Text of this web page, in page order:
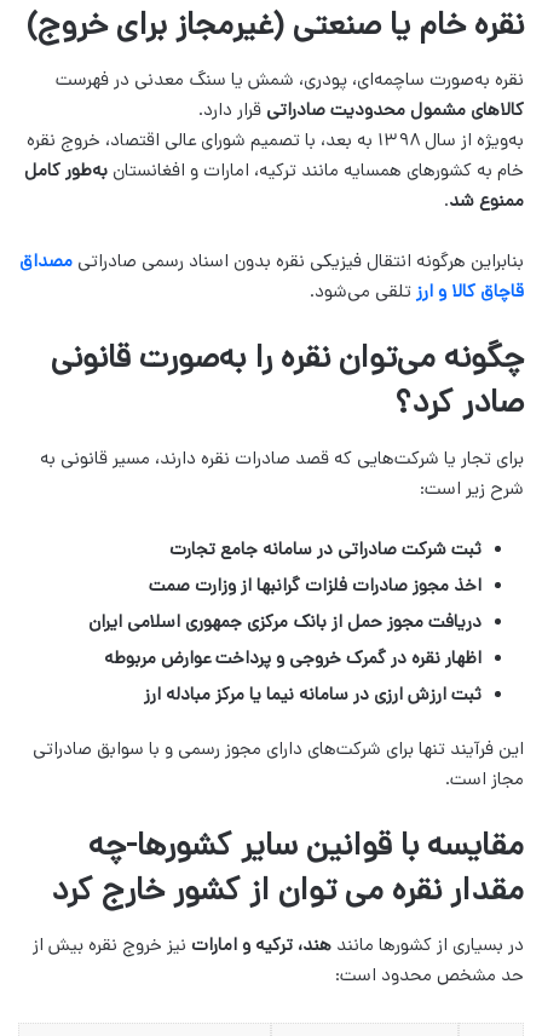
نقره خام یا صنعتی (غیرمجاز برای خروج)
نقره به‌صورت ساچمه‌ای، پودری، شمش یا سنگ معدنی در فهرست
کالاهای مشمول محدودیت صادراتی قرار دارد.
به‌ویژه از سال ۱۳۹۸ به بعد، با تصمیم شورای عالی اقتصاد، خروج نقره
خام به کشورهای همسایه مانند ترکیه، امارات و افغانستان به‌طور کامل
ممنوع شد.
بنابراین هرگونه انتقال فیزیکی نقره بدون اسناد رسمی صادراتی مصداق
قاچاق کالا و ارزتلقی می‌شود.
چگونه می‌توان نقره را به‌صورت قانونی
صادر کرد؟
برای تجار یا شرکت‌هایی که قصد صادرات نقره دارند، مسیر قانونی به
شرح زیر است:
ثبت شرکت صادراتی در سامانه جامع تجارت
اخذ مجوز صادرات فلزات گرانبها از وزارت صمت
دریافت مجوز حمل از بانک مرکزی جمهوری اسلامی ایران
اظهار نقره در گمرک خروجی و پرداخت عوارض مربوطه
ثبت ارزش ارزی در سامانه نیما یا مرکز مبادله ارز
این فرآیند تنها برای شرکت‌های دارای مجوز رسمی و با سوابق صادراتی
مجاز است.
مقایسه با قوانین سایر کشورها-چه
مقدار نقره می توان از کشور خارج کرد
در بسیاری از کشورها مانند هند، ترکیه و امارات نیز خروج نقره بیش از
حد مشخص محدود است: